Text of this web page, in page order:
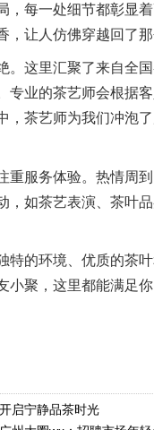
，每一处细节都彰显
，让人仿佛穿越回了那
。这里汇聚了来自全
专业的茶艺师会根据
，茶艺师为我们冲泡
重服务体验。热情周
，如茶艺表演、茶叶
特的环境、优质的茶
小聚，这里都能满足
启宁静品茶时光